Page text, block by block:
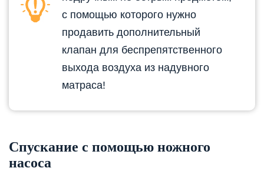
с помощью которого нужно
продавить дополнительный
клапан для беспрепятственного
выхода воздуха из надувного
матраса!
Спускание с помощью ножного
насоса